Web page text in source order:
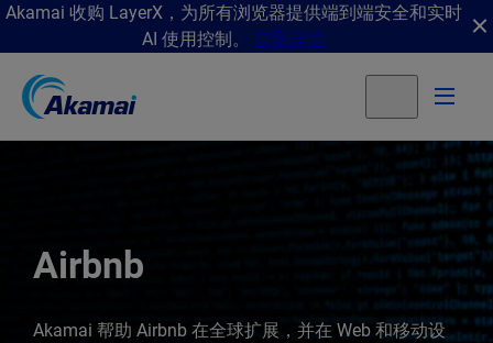
Akamai 收购 LayerX，为所有浏览器提供端到端安全和实时
AI 使用控制。 获取详情
Airbnb
Akamai 帮助 Airbnb 在全球扩展，并在 Web 和移动设